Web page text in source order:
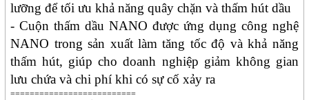
lưỡng để tối ưu khả năng quây chặn và thấm hút dầu
- Cuộn thấm dầu NANO được ứng dụng công nghệ
NANO trong sản xuất làm tăng tốc độ và khả năng
thấm hút, giúp cho doanh nghiệp giảm không gian
lưu chứa và chi phí khi có sự cố xảy ra
==========================